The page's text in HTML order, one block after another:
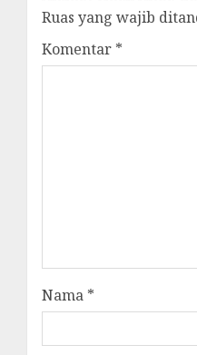
Ruas yang wajib
Komentar *
Nama *